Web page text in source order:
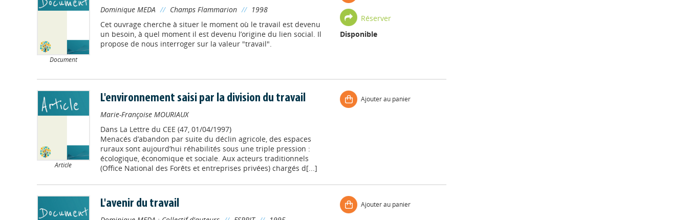
Document
Dominique MEDA // Champs Flammarion // 1998
Cet ouvrage cherche à situer le moment où le travail est devenu
un besoin, à quel moment il est devenu l’origine du lien social. Il
propose de nous interroger sur la valeur "travail".
Réserver
Disponible
Article
L'environnement saisi par la division du travail
Marie-Françoise MOURIAUX
Dans La Lettre du CEE (47, 01/04/1997)
Menacés d’abandon par suite du déclin agricole, des espaces
ruraux sont aujourd’hui réhabilités sous une triple pression :
écologique, économique et sociale. Aux acteurs traditionnels
(Office National des Forêts et entreprises privées) chargés d[...]
Ajouter au panier
L'avenir du travail Ajouter au panier